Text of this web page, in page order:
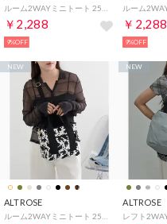
￥2,288
9%OFF
￥2,288
9%OFF
ALTROSE
NEW
ALTROSE
NEW